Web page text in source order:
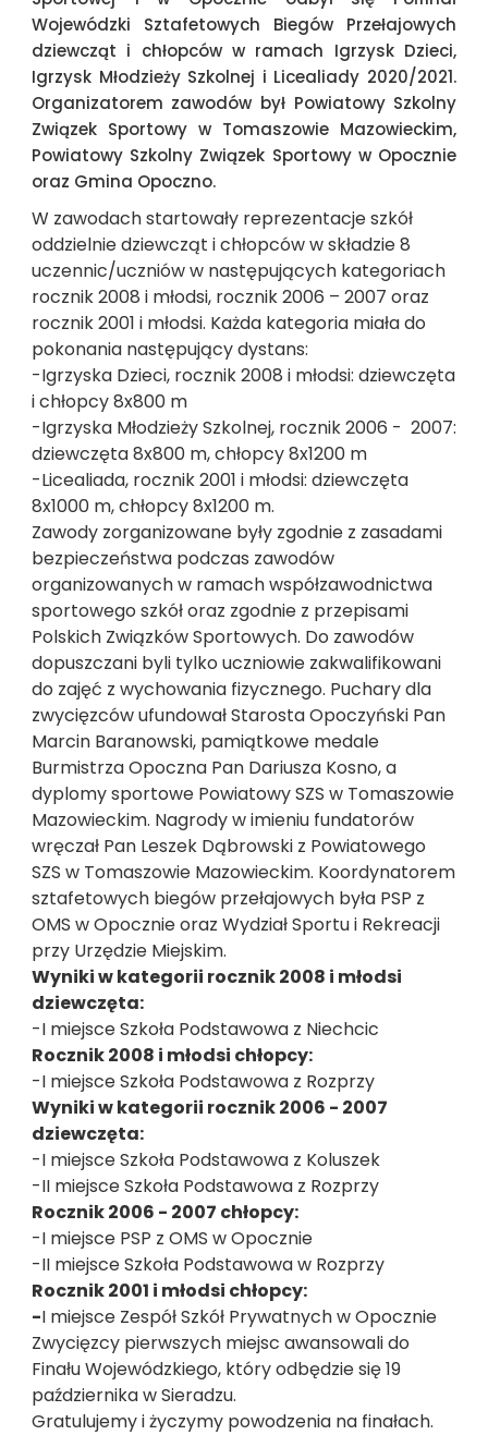
Wojewódzki Sztafetowych Biegów Przełajowych
dziewcząt i chłopców w ramach Igrzysk Dzieci,
Igrzysk Młodzieży Szkolnej i Licealiady 2020/2021.
Organizatorem zawodów był Powiatowy Szkolny
Związek Sportowy w Tomaszowie Mazowieckim,
Powiatowy Szkolny Związek Sportowy w Opocznie
oraz Gmina Opoczno.
W zawodach startowały reprezentacje szkół
oddzielnie dziewcząt i chłopców w składzie 8
uczennic/uczniów w następujących kategoriach
rocznik 2008 i młodsi, rocznik 2006 – 2007 oraz
rocznik 2001 i młodsi. Każda kategoria miała do
pokonania następujący dystans:
-Igrzyska Dzieci, rocznik 2008 i młodsi: dziewczęta
i chłopcy 8x800 m
-Igrzyska Młodzieży Szkolnej, rocznik 2006 - 2007:
dziewczęta 8x800 m, chłopcy 8x1200 m
-Licealiada, rocznik 2001 i młodsi: dziewczęta
8x1000 m, chłopcy 8x1200 m.
Zawody zorganizowane były zgodnie z zasadami
bezpieczeństwa podczas zawodów
organizowanych w ramach współzawodnictwa
sportowego szkół oraz zgodnie z przepisami
Polskich Związków Sportowych. Do zawodów
dopuszczani byli tylko uczniowie zakwalifikowani
do zajęć z wychowania fizycznego. Puchary dla
zwycięzców ufundował Starosta Opoczyński Pan
Marcin Baranowski, pamiątkowe medale
Burmistrza Opoczna Pan Dariusza Kosno, a
dyplomy sportowe Powiatowy SZS w Tomaszowie
Mazowieckim. Nagrody w imieniu fundatorów
wręczał Pan Leszek Dąbrowski z Powiatowego
SZS w Tomaszowie Mazowieckim. Koordynatorem
sztafetowych biegów przełajowych była PSP z
OMS w Opocznie oraz Wydział Sportu i Rekreacji
przy Urzędzie Miejskim.
Wyniki w kategorii rocznik 2008 i młodsi
dziewczęta:
-I miejsce Szkoła Podstawowa z Niechcic
Rocznik 2008 i młodsi chłopcy:
-I miejsce Szkoła Podstawowa z Rozprzy
Wyniki w kategorii rocznik 2006 - 2007
dziewczęta:
-I miejsce Szkoła Podstawowa z Koluszek
-II miejsce Szkoła Podstawowa z Rozprzy
Rocznik 2006 - 2007 chłopcy:
-I miejsce PSP z OMS w Opocznie
-II miejsce Szkoła Podstawowa w Rozprzy
Rocznik 2001 i młodsi chłopcy:
-I miejsce Zespół Szkół Prywatnych w Opocznie
Zwycięzcy pierwszych miejsc awansowali do
Finału Wojewódzkiego, który odbędzie się 19
października w Sieradzu.
Gratulujemy i życzymy powodzenia na finałach.